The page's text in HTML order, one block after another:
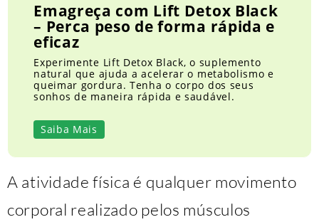
Emagreça com Lift Detox Black
– Perca peso de forma rápida e
eficaz
Experimente Lift Detox Black, o suplemento
natural que ajuda a acelerar o metabolismo e
queimar gordura. Tenha o corpo dos seus
sonhos de maneira rápida e saudável.
Saiba Mais
A atividade física é qualquer movimento
corporal realizado pelos músculos